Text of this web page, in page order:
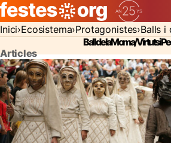
Inici Ecosistema Protagonistes Balls i
Ball de la Moma/Virtuts i
Articles